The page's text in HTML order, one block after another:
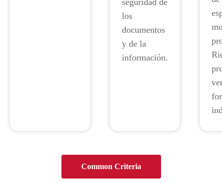
seguridad de
los
documentos
y de la
información.
Common Criteria